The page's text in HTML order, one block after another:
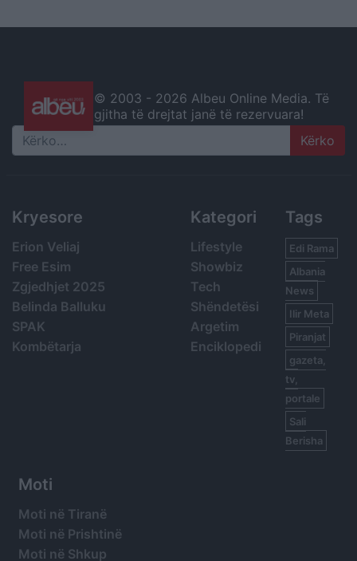
© 2003 - 2026 Albeu Online Media. Të
gjitha të drejtat janë të rezervuara!
Search
Kryesore
Erion Veliaj
Free Esim
Zgjedhjet 2025
Belinda Balluku
SPAK
Kombëtarja
Kategori
Lifestyle
Showbiz
Tech
Shëndetësi
Argetim
Enciklopedi
Tags
Edi Rama
Albania
News
Ilir Meta
Piranjat
gazeta,
tv,
portale
Sali
Berisha
Moti
Moti në Tiranë
Moti në Prishtinë
Moti në Shkup